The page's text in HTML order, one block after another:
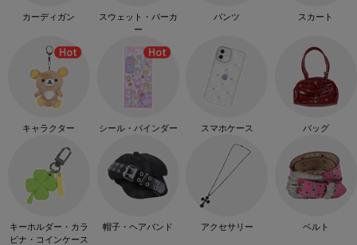
カーディガン
スウェット・パーカ
ー
パンツ スカート
キャラクター シール・バインダー スマホケース バッグ
キーホルダー・カラ
ビナ・コインケース
帽子・ヘアバンド アクセサリー ベルト